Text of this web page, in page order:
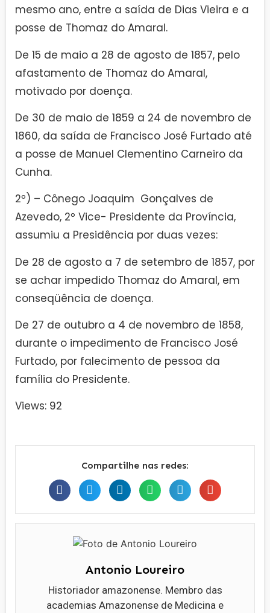
mesmo ano, entre a saída de Dias Vieira e a
posse de Thomaz do Amaral.
De 15 de maio a 28 de agosto de 1857, pelo
afastamento de Thomaz do Amaral,
motivado por doença.
De 30 de maio de 1859 a 24 de novembro de
1860, da saída de Francisco José Furtado até
a posse de Manuel Clementino Carneiro da
Cunha.
2º) – Cônego Joaquim Gonçalves de
Azevedo, 2º Vice- Presidente da Província,
assumiu a Presidência por duas vezes:
De 28 de agosto a 7 de setembro de 1857, por
se achar impedido Thomaz do Amaral, em
conseqüência de doença.
De 27 de outubro a 4 de novembro de 1858,
durante o impedimento de Francisco José
Furtado, por falecimento de pessoa da
família do Presidente.
Views: 92
Compartilhe nas redes:
Antonio Loureiro
Historiador amazonense. Membro das
academias Amazonense de Medicina e